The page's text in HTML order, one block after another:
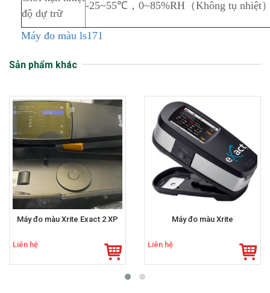
độ dự trữ
-25~55℃，0~85%RH（Không tụ nhiệt
Máy đo màu ls171
Sản phẩm khác
Máy đo màu Xrite Exact 2 XP
Liên hệ
Máy đo màu Xrite
Liên hệ